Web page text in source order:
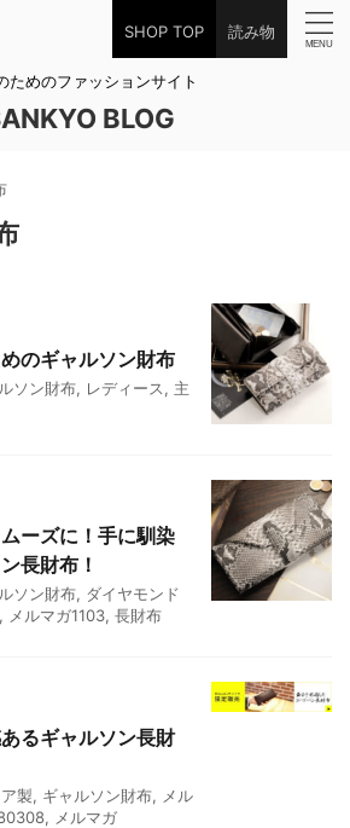
SHOP TOP 読み物
ためのファッションサイト
BLOG
のギャルソン財布
ソン財布, レディース, 主
ーズに！手に馴染
長財布！
ソン財布, ダイヤモンド
, メルマガ1103, 長財布
るギャルソン長財
製, ギャルソン財布, メル
, メルマガ